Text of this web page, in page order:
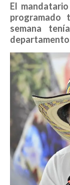
El
programado
semana